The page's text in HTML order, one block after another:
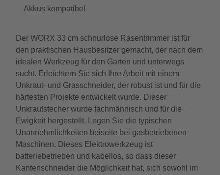
Akkus kompatibel
Der WORX 33 cm schnurlose Rasentrimmer ist für
den praktischen Hausbesitzer gemacht, der nach dem
idealen Werkzeug für den Garten und unterwegs
sucht. Erleichtern Sie sich Ihre Arbeit mit einem
Unkraut- und Grasschneider, der robust ist und für die
härtesten Projekte entwickelt wurde. Dieser
Unkrautstecher wurde fachmännisch und für die
Ewigkeit hergestellt. Legen Sie die typischen
Unannehmlichkeiten beiseite bei gasbetriebenen
Maschinen. Dieses Elektrowerkzeug ist
batteriebetrieben und kabellos, so dass dieser
Kantenschneider die Möglichkeit hat, sich sowohl im